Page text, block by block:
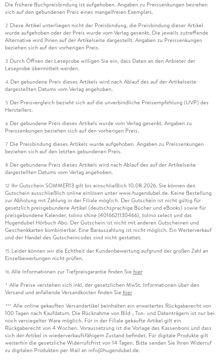
Die frühere Buchpreisbindung ist aufgehoben. Angaben zu Preissenkungen beziehen
sich auf den gebundenen Preis eines mangelfreien Exemplars.
2 Diese Artikel unterliegen nicht der Preisbindung, die Preisbindung dieser Artikel
wurde aufgehoben oder der Preis wurde vom Verlag gesenkt. Die jeweils zutreffende
Alternative wird Ihnen auf der Artikelseite dargestellt. Angaben zu Preissenkungen
beziehen sich auf den vorherigen Preis.
3 Durch Öffnen der Leseprobe willigen Sie ein, dass Daten an den Anbieter der
Leseprobe übermittelt werden.
4 Der gebundene Preis dieses Artikels wird nach Ablauf des auf der Artikelseite
dargestellten Datums vom Verlag angehoben.
5 Der Preisvergleich bezieht sich auf die unverbindliche Preisempfehlung (UVP) des
Herstellers.
6 Der gebundene Preis dieses Artikels wurde vom Verlag gesenkt. Angaben zu
Preissenkungen beziehen sich auf den vorherigen Preis.
7 Die Preisbindung dieses Artikels wurde aufgehoben. Angaben zu Preissenkungen
beziehen sich auf den letzten gebundenen Preis.
8 Der gebundene Preis dieses Artikels wird nach Ablauf des auf der Artikelseite
dargestellten Datums vom Verlag angehoben.
12 Ihr Gutschein SOMMER13 gilt bis einschließlich 10.08.2026. Sie können den
Gutschein ausschließlich online einlösen unter www.hugendubel.de. Keine Bestellung
zur Abholung mit Zahlung in der Filiale möglich. Der Gutschein ist nicht gültig für
gesetzlich preisgebundene Artikel (deutschsprachige Bücher und eBooks) sowie für
preisgebundene Kalender, tolino shine (4016621130466), tolino select und das
Hugendubel Hörbuch Abo. Der Gutschein ist nicht mit anderen Gutscheinen und
Geschenkkarten kombinierbar. Eine Barauszahlung ist nicht möglich. Ein Weiterverkauf
und der Handel des Gutscheincodes sind nicht gestattet.
15 Leider können wir die Echtheit der Kundenbewertung aufgrund der großen Zahl an
Einzelbewertungen nicht prüfen.
16 Alle Informationen zur Tiefpreisgarantie finden Sie hier
* Alle Preise verstehen sich inkl. der gesetzlichen MwSt. Informationen über den
Versand und anfallende Versandkosten finden Sie hier
*** Alle online gekauften Versandartikel beinhalten ein erweitertes Rückgaberecht von
100 Tagen nach Kaufdatum. Die Rücknahme von Bild-, Ton- und Datenträgern ist nur bei
noch versiegelter Ware möglich. Für in der Filiale gekaufte Artikel gilt ein
Rückgaberecht von 4 Wochen. Voraussetzung ist die Vorlage des Kassenbons und dass
sich der Artikel in wiederverkaufsfähigem Zustand befindet. Für digitale Produkte gilt
weiterhin die gesetzliche Widerrufsfrist von 14 Tagen. Bitte senden Sie Ihren Widerruf
zu digitalen Produkten per Mail an info@hugendubel.de.